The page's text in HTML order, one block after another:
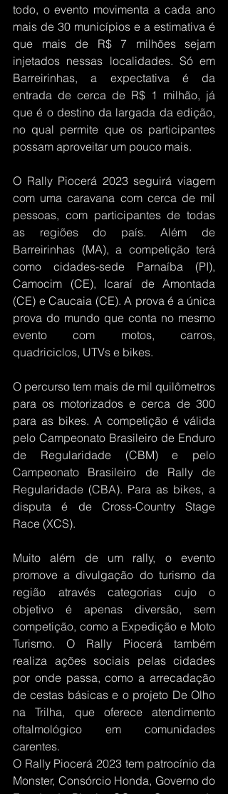
todo, o evento movimenta a cada ano
mais de 30 municípios e a estimativa é
que mais de R$ 7 milhões sejam
injetados nessas localidades. Só em
Barreirinhas, a expectativa é da
entrada de cerca de R$ 1 milhão, já
que é o destino da largada da edição,
no qual permite que os participantes
possam aproveitar um pouco mais.
O Rally Piocerá 2023 seguirá viagem
com uma caravana com cerca de mil
pessoas, com participantes de todas
as regiões do país. Além de
Barreirinhas (MA), a competição terá
como cidades-sede Parnaíba (PI),
Camocim (CE), Icaraí de Amontada
(CE) e Caucaia (CE). A prova é a única
prova do mundo que conta no mesmo
evento com motos, carros,
quadriciclos, UTVs e bikes.
O percurso tem mais de mil quilômetros
para os motorizados e cerca de 300
para as bikes. A competição é válida
pelo Campeonato Brasileiro de Enduro
de Regularidade (CBM) e pelo
Campeonato Brasileiro de Rally de
Regularidade (CBA). Para as bikes, a
disputa é de Cross-Country Stage
Race (XCS).
Muito além de um rally, o evento
promove a divulgação do turismo da
região através categorias cujo o
objetivo é apenas diversão, sem
competição, como a Expedição e Moto
Turismo. O Rally Piocerá também
realiza ações sociais pelas cidades
por onde passa, como a arrecadação
de cestas básicas e o projeto De Olho
na Trilha, que oferece atendimento
oftalmológico em comunidades
carentes.
O Rally Piocerá 2023 tem patrocínio da
Monster, Consórcio Honda, Governo do